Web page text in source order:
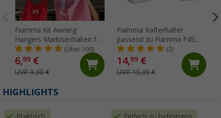
Fiamma Kit Awning
Hangers Markisenhaken für
die Kederschiene(Über 100)
6,99 €
UVP 9,30 €
Fiamma Rafterhalter
passend zu Fiamma F45
S/L / ZIP
(2)
14,99€
UVP 15,35 €
HIGHLIGHTS